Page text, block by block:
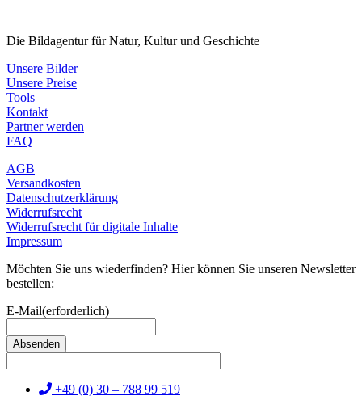
Die Bildagentur für Natur, Kultur und Geschichte
Unsere Bilder
Unsere Preise
Tools
Kontakt
Partner werden
FAQ
AGB
Versandkosten
Datenschutzerklärung
Widerrufsrecht
Widerrufsrecht für digitale Inhalte
Impressum
Möchten Sie uns wiederfinden? Hier können Sie unseren Newsletter
bestellen:
E-Mail(erforderlich)
+49 (0) 30 – 788 99 519